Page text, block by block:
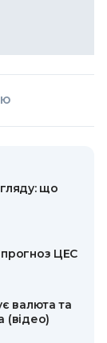
що
ЦЕС
валюта та
(відео)